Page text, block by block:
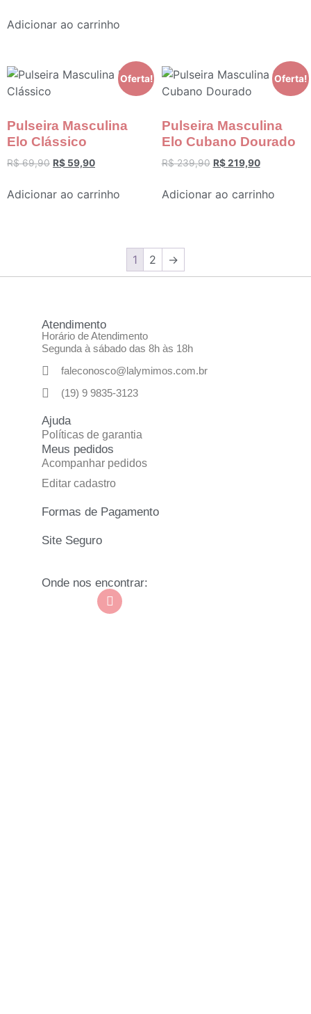
Adicionar ao carrinho
Oferta!
Pulseira Masculina
Elo Clássico
R$69,90 R$ 59,90
Adicionar ao carrinho
Oferta!
Pulseira Masculina
Elo Cubano Dourado
R$239,90 R$219,90
Adicionar ao carrinho
1 2 →
Atendimento
Horário de Atendimento
Segunda à sábado das 8h às 18h
faleconosco@lalymimos.com.br
(19) 9 9835-3123
Ajuda
Políticas de garantia
Meus pedidos
Acompanhar pedidos
Editar cadastro
Formas de Pagamento
Site Seguro
Onde nos encontrar: